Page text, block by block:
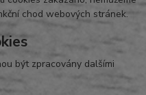
chod webových stránek.
být zpracovány dalšími